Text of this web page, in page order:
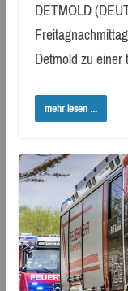
DETMOLD
Detmold zu einer
mehr lesen ...